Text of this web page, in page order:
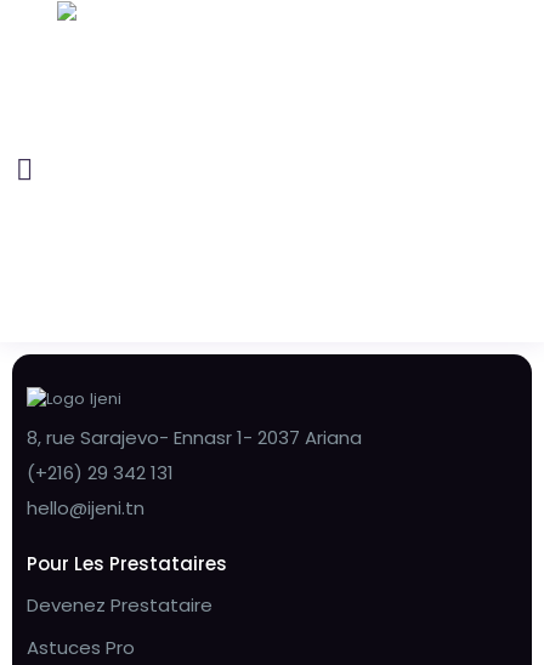
8, rue Sarajevo- Ennasr 1- 2037 Ariana
(+216) 29 342 131
hello@ijeni.tn
Pour Les Prestataires
Devenez Prestataire
Astuces Pro